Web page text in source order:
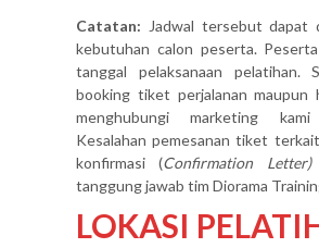
Catatan: Jadwal tersebut dapat
kebutuhan calon peserta.
tanggal pelaksanaan pelatihan.
booking tiket perjalanan
menghubungi marketing
Kesalahan pemesanan tiket
konfirmasi (Confirmation Letter)
tanggung jawab tim Diorama
LOKASI